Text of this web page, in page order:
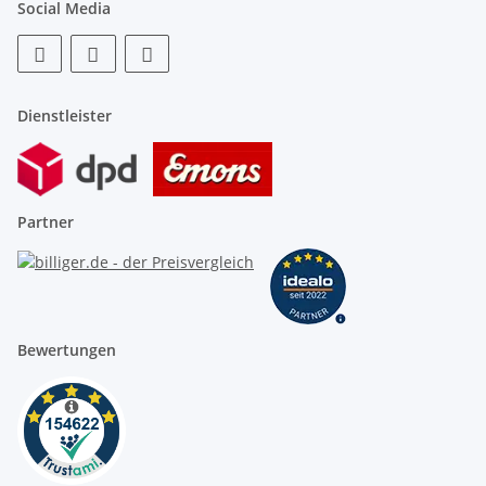
Tragehilfen für die Außeneinheit sind im
Lieferumfang enthalten
Social Media
Dienstleister
Partner
Bewertungen